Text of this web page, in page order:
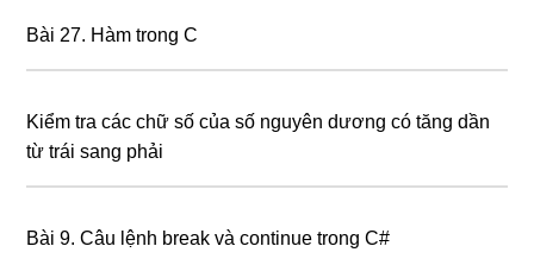
Bài 27. Hàm trong C
Kiểm tra các chữ số của số nguyên dương có tăng dần
từ trái sang phải
Bài 9. Câu lệnh break và continue trong C#